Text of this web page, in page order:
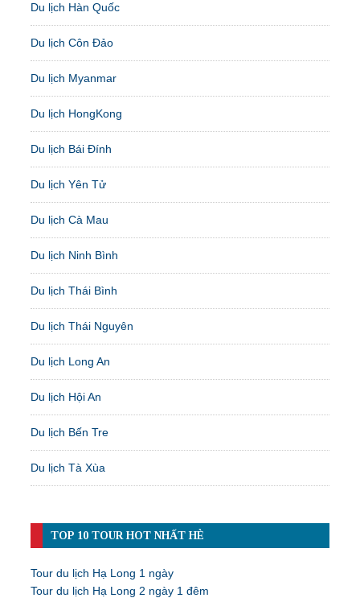
Du lịch Hàn Quốc
Du lịch Côn Đảo
Du lịch Myanmar
Du lịch HongKong
Du lịch Bái Đính
Du lịch Yên Tử
Du lịch Cà Mau
Du lịch Ninh Bình
Du lịch Thái Bình
Du lịch Thái Nguyên
Du lịch Long An
Du lịch Hội An
Du lịch Bến Tre
Du lịch Tà Xùa
TOP 10 TOUR HOT NHẤT HÈ
Tour du lịch Hạ Long 1 ngày
Tour du lịch Hạ Long 2 ngày 1 đêm